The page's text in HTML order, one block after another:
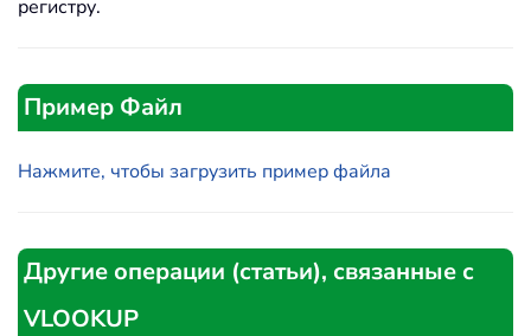
регистру.
Пример Файл
Нажмите, чтобы загрузить пример файла
Другие операции (статьи), связанные с
VLOOKUP